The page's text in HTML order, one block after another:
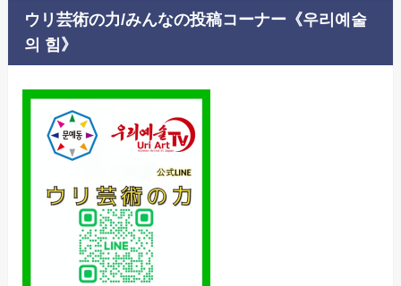
ウリ芸術の力/みんなの投稿コーナー《우리예술
의 힘》